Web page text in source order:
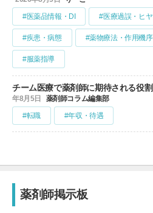
#医薬品情報・DI
#医療過誤・ヒ
#疾患・病態 #薬物療法・作用機序
#服薬指導
チーム医療で薬剤師に期待される役割
年8月5日
薬剤師コラム編集部
#転職
#年収・待遇
薬剤師掲示板